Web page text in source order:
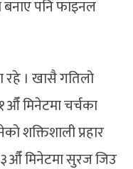
पनि फाइनल
रहे । खासै गतिलो
मिनेटमा चर्चका
शक्तिशाली प्रहार
मिनेटमा सुरज जिउ